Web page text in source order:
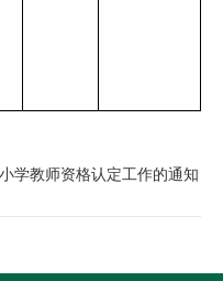
学教师资格认定工作的通知